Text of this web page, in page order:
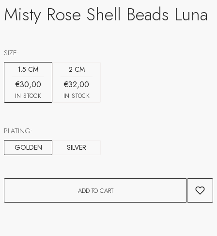
Misty Rose Shell Beads Luna
SIZE:
1.5 CM
€30,00
IN STOCK
2 CM
€32,00
IN STOCK
PLATING:
GOLDEN
SILVER
ADD TO CART